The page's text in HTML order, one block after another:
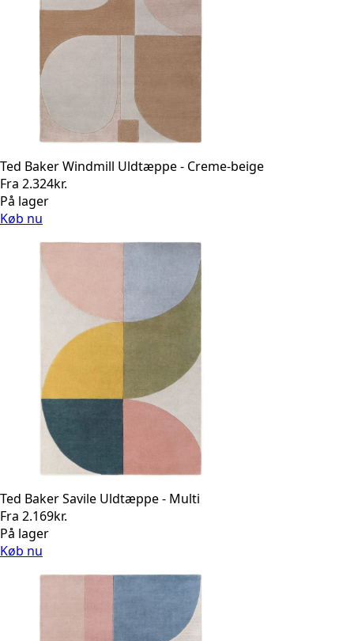
Ted Baker Windmill Uldtæppe - Creme-beige
Fra 2.324kr.
På lager
Køb nu
Ted Baker Savile Uldtæppe - Multi
Fra 2.169kr.
På lager
Køb nu